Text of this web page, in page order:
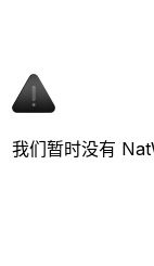
我们暂时没有